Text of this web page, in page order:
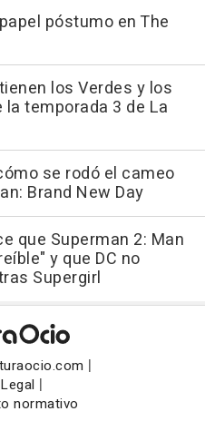
póstumo en The
los Verdes y los
temporada 3 de La
se rodó el cameo
Brand New Day
que Superman 2: Man
y que DC no
Supergirl
|
|
normativo